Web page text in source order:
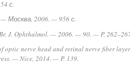
с.
Москва, 2006. — 956 с.
J. Ophthalmol. — 2006. — 90. — P.
optic nerve head and retinal nerve fiber
— Nice, 2014. — P. 139.